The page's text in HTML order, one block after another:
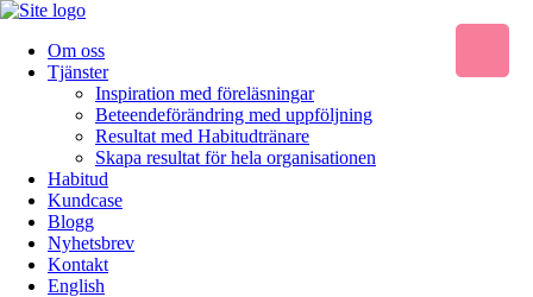
Om oss
Tjänster
Inspiration med föreläsningar
Beteendeförändring med uppföljning
Resultat med Habitudtränare
Skapa resultat för hela organisationen
Habitud
Kundcase
Blogg
Nyhetsbrev
Kontakt
English